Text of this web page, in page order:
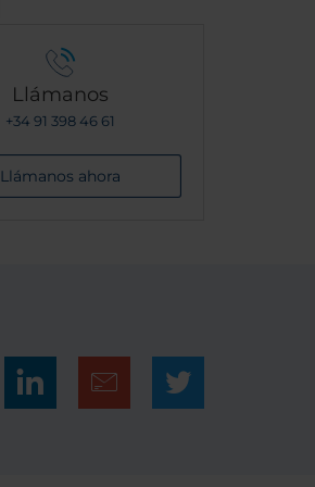
Llámanos
+34 91 398 46 61
Llámanos ahora